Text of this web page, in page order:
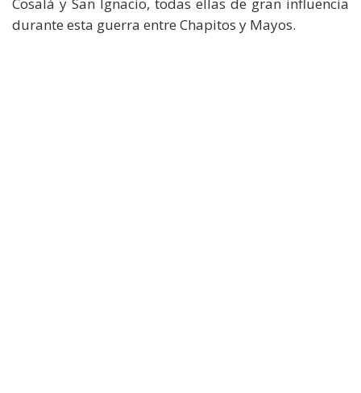
durante esta guerra entre Chapitos y Mayos.